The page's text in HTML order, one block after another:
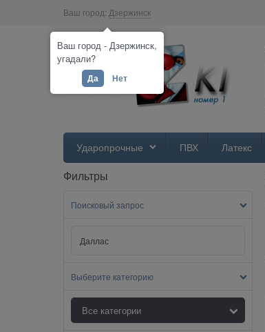
Ваш город: Дзержинск
Ударопрочные ПВХ Латекс
Фильтры
Поисковый запрос
Выберите категорию
Ваш город - Дзержинск,
угадали?
Да Нет